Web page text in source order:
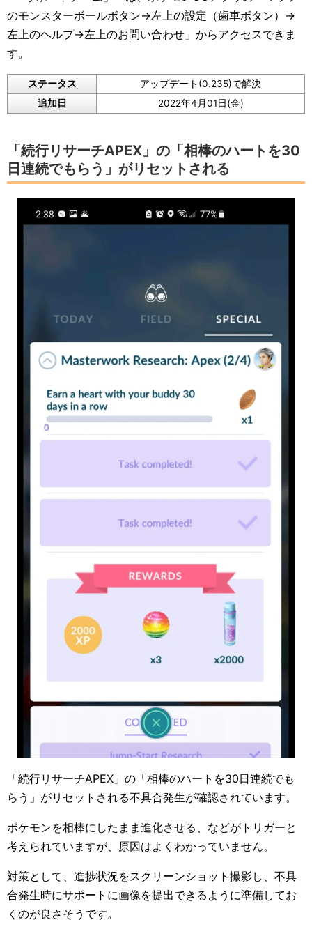
のモンスターボールボタン→左上の設定（歯車ボタン）→
左上のヘルプ→左上のお問い合わせ」からアクセスできま
す。
ステータス
アップデート(0.235)で解決
追加日
2022年4月01日(金)
「続行リサーチAPEX」の「相棒のハートを30
日連続でもらう」がリセットされる
「続行リサーチAPEX」の「相棒のハートを30日連続でも
らう」がリセットされる不具合発生が確認されています。
ポケモンを相棒にしたまま進化させる、などがトリガーと
考えられていますが、原因はよくわかっていません。
対策として、進捗状況をスクリーンショット撮影し、不具
合発生時にサポートに画像を提出できるように準備してお
くのが良さそうです。